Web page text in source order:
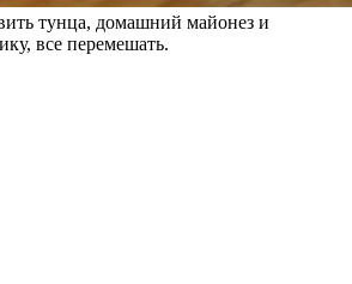
тунца, домашний майонез и
все перемешать.